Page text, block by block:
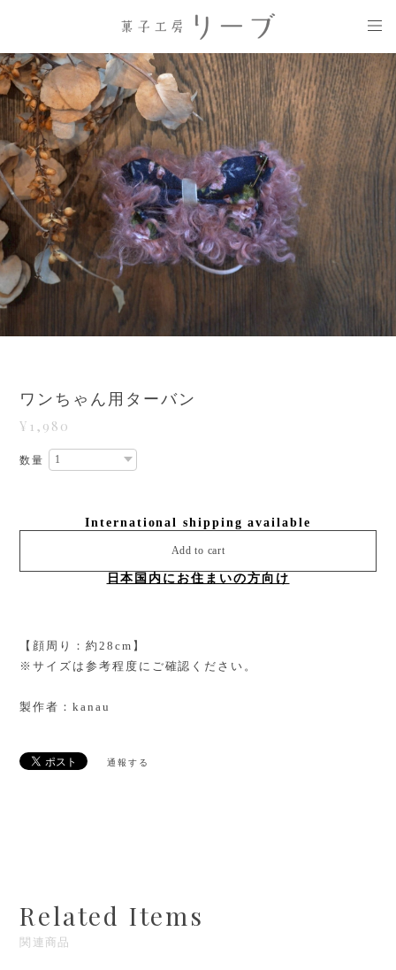
ワンちゃん用ターバン
¥1,980
数量
International shipping available
Add to cart
日本国内にお住まいの方向け
【顔周り：約28cm】
※サイズは参考程度にご確認ください。
製作者：kanau
通報する
Related Items
関連商品